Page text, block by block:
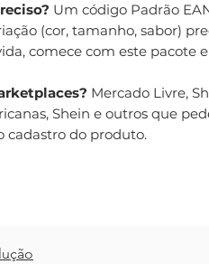
Um código Padrão
(cor, tamanho, sabor)
comece com este pacote
Mercado Livre,
Shein e outros que
cadastro do produto.